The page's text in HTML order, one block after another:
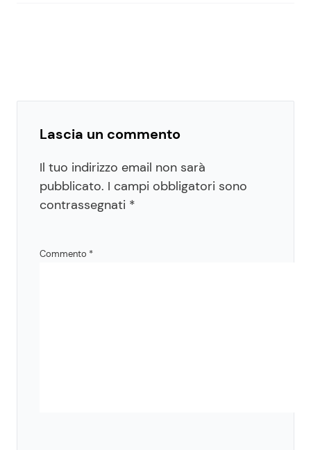
Lascia un commento
Il tuo indirizzo email non sarà
pubblicato. I campi obbligatori sono
contrassegnati *
Commento *